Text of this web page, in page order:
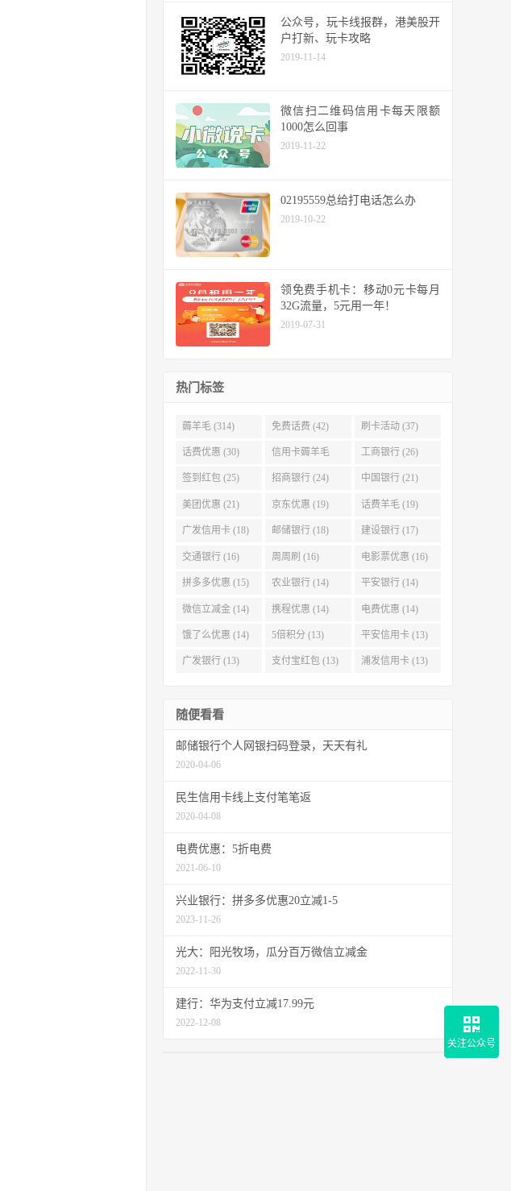
公众号，玩卡线报群，港美股开
户打新、玩卡攻略
2019-11-14
微信扫二维码信用卡每天限额
1000怎么回事
2019-11-22
02195559总给打电话怎么办
2019-10-22
领免费手机卡：移动0元卡每月
32G流量，5元用一年！
2019-07-31
热门标签
薅羊毛 (314) 免费话费 (42) 刷卡活动 (37)
话费优惠 (30) 信用卡薅羊毛
(29)
工商银行 (26)
签到红包 (25) 招商银行 (24) 中国银行 (21)
美团优惠 (21) 京东优惠 (19) 话费羊毛 (19)
广发信用卡 (18) 邮储银行 (18) 建设银行 (17)
交通银行 (16) 周周刷 (16) 电影票优惠 (16)
拼多多优惠 (15) 农业银行 (14) 平安银行 (14)
微信立减金 (14) 携程优惠 (14) 电费优惠 (14)
饿了么优惠 (14) 5倍积分 (13) 平安信用卡 (13)
广发银行 (13) 支付宝红包 (13) 浦发信用卡 (13)
随便看看
邮储银行个人网银扫码登录，天天有礼
2020-04-06
民生信用卡线上支付笔笔返
2020-04-08
电费优惠：5折电费
2021-06-10
兴业银行：拼多多优惠20立减1-5
2023-11-26
光大：阳光牧场，瓜分百万微信立减金
2022-11-30
建行：华为支付立减17.99元
2022-12-08
关注公众号